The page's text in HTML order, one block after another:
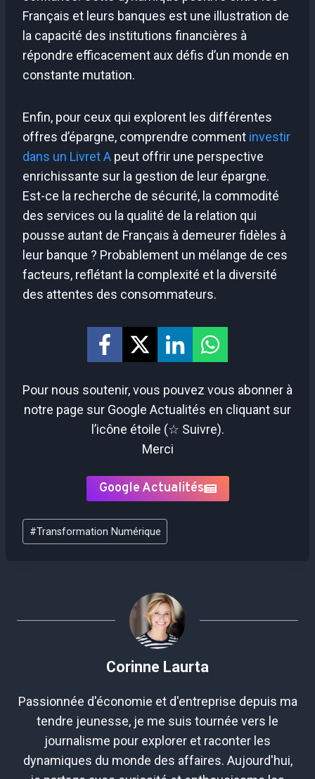
Français et leurs banques est une illustration de
la capacité des institutions financières à
répondre efficacement aux défis d’un monde en
constante mutation.
Enfin, pour ceux qui explorent les différentes
offres d’épargne, comprendre comment investir
dans un Livret A peut offrir une perspective
enrichissante sur la gestion de leur épargne.
Est-ce la recherche de sécurité, la commodité
des services ou la qualité de la relation qui
pousse autant de Français à demeurer fidèles à
leur banque ? Probablement un mélange de ces
facteurs, reflétant la complexité et la diversité
des attentes des consommateurs.
Pour nous soutenir, vous pouvez vous abonner à
notre page sur Google Actualités en cliquant sur
l’icône étoile (☆ Suivre).
Merci
Google Actualités
Étiquettes
de
#Transformation Numérique
Corinne Laurta
Passionnée d'économie et d'entreprise depuis ma
tendre jeunesse, je me suis tournée vers le
journalisme pour explorer et raconter les
dynamiques du monde des affaires. Aujourd'hui,